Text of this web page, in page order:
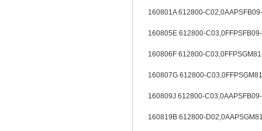
160801A 612800-
160805E 612800-
160806F 612800-
160807G 612800-
160809J 612800-
160819B 612800-